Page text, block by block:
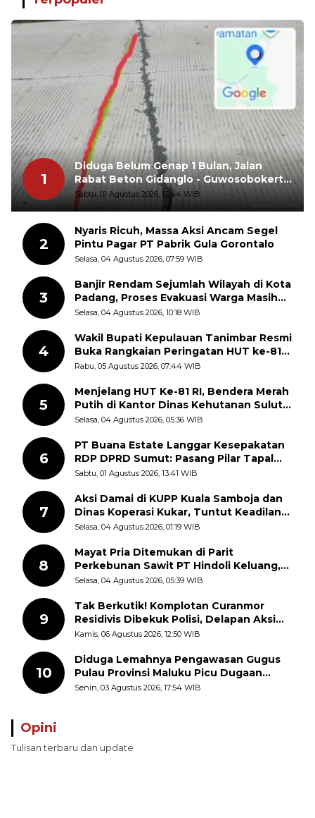
1
Diduga Belum Genap 1 Bulan, Jalan
Rabat Beton Gidanglo - Guwosobokerto
Sudah Pecah
Sabtu, 01 Agustus 2026, 13:44 WIB
2
Nyaris Ricuh, Massa Aksi Ancam Segel
Pintu Pagar PT Pabrik Gula Gorontalo
Selasa, 04 Agustus 2026, 07:59 WIB
3
Banjir Rendam Sejumlah Wilayah di Kota
Padang, Proses Evakuasi Warga Masih
Berlangsung
Selasa, 04 Agustus 2026, 10:18 WIB
4
Wakil Bupati Kepulauan Tanimbar Resmi
Buka Rangkaian Peringatan HUT ke-81
Kemerdekaan RI, ASN Diajak Perkuat
Rabu, 05 Agustus 2026, 07:44 WIB
5
Menjelang HUT Ke-81 RI, Bendera Merah
Putih di Kantor Dinas Kehutanan Sulut
Disorot Warga
Selasa, 04 Agustus 2026, 05:36 WIB
6
PT Buana Estate Langgar Kesepakatan
RDP DPRD Sumut: Pasang Pilar Tapal
Batas Sepihak Tanpa Libatkan
Sabtu, 01 Agustus 2026, 13:41 WIB
7
Aksi Damai di KUPP Kuala Samboja dan
Dinas Koperasi Kukar, Tuntut Keadilan
dan Kesempatan Kerja yang Adil
Selasa, 04 Agustus 2026, 01:19 WIB
8
Mayat Pria Ditemukan di Parit
Perkebunan Sawit PT Hindoli Keluang,
Polisi Selidiki Penyebab Kematian
Selasa, 04 Agustus 2026, 05:39 WIB
9
Tak Berkutik! Komplotan Curanmor
Residivis Dibekuk Polisi, Delapan Aksi
Curanmor Di Candipuro Terungkap
Kamis, 06 Agustus 2026, 12:50 WIB
10
Diduga Lemahnya Pengawasan Gugus
Pulau Provinsi Maluku Picu Dugaan
Pungli terhadap Nelayan Bale-Bale di
Senin, 03 Agustus 2026, 17:54 WIB
Opini
Tulisan terbaru dan update